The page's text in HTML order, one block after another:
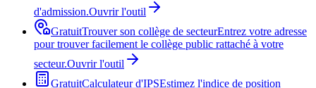
d'admission.Ouvrir l'outil
GratuitTrouver son collège de secteurEntrez votre adresse
pour trouver facilement le collège public rattaché à votre
secteur.Ouvrir l'outil
GratuitCalculateur d'IPSEstimez l'indice de position